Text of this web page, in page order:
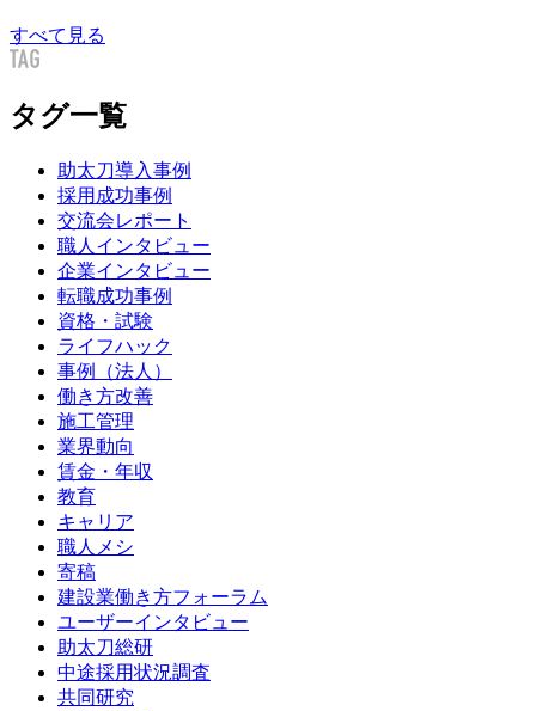
すべて見る
タグ一覧
助太刀導入事例
採用成功事例
交流会レポート
職人インタビュー
企業インタビュー
転職成功事例
資格・試験
ライフハック
事例（法人）
働き方改善
施工管理
業界動向
賃金・年収
教育
キャリア
職人メシ
寄稿
建設業働き方フォーラム
ユーザーインタビュー
助太刀総研
中途採用状況調査
共同研究